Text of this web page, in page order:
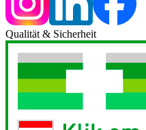
Qualität & Sicherheit